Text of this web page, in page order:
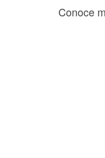
Conoce